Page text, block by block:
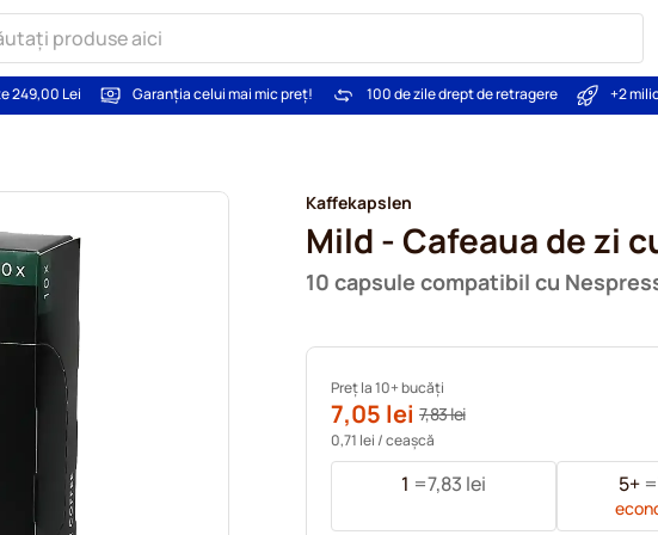
249,00 Lei Garanția celui mai mic preț! 100 de zile drept de retragere +2
Kaffekapslen
Mild - Cafeaua de zi
10 capsule compatibil cu
Preț la 10+ bucăți
7,83 lei
7,05 lei
0,71 lei / ceașcă
1 =7,83 lei 5+ =